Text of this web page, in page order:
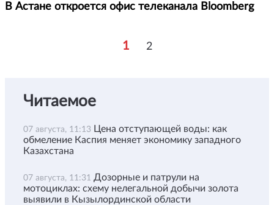
В Астане откроется офис телеканала Bloomberg
1 2
Читаемое
07 августа, 11:13 Цена отступающей воды: как
обмеление Каспия меняет экономику западного
Казахстана
07 августа, 11:31 Дозорные и патрули на
мотоциклах: схему нелегальной добычи золота
выявили в Кызылординской области